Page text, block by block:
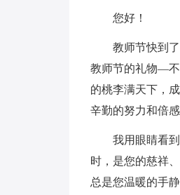
您好！
教师节快到了
教师节的礼物—不
的桃李满天下，
辛勤的努力和倍感
我用眼睛看到
时，是您的慈祥
总是您温暖的手